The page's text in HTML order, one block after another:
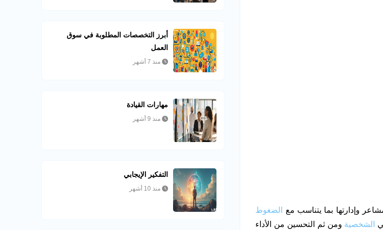
وإدارتها بما يتناسب مع
الضغوط
الشخصية ومن ثم التحسين من الأداء
أبرز التخصصات المطلوبة في سوق
العمل
منذ 7 أشهر
مهارات القيادة
منذ 9 أشهر
التفكير الإيجابي
منذ 10 أشهر